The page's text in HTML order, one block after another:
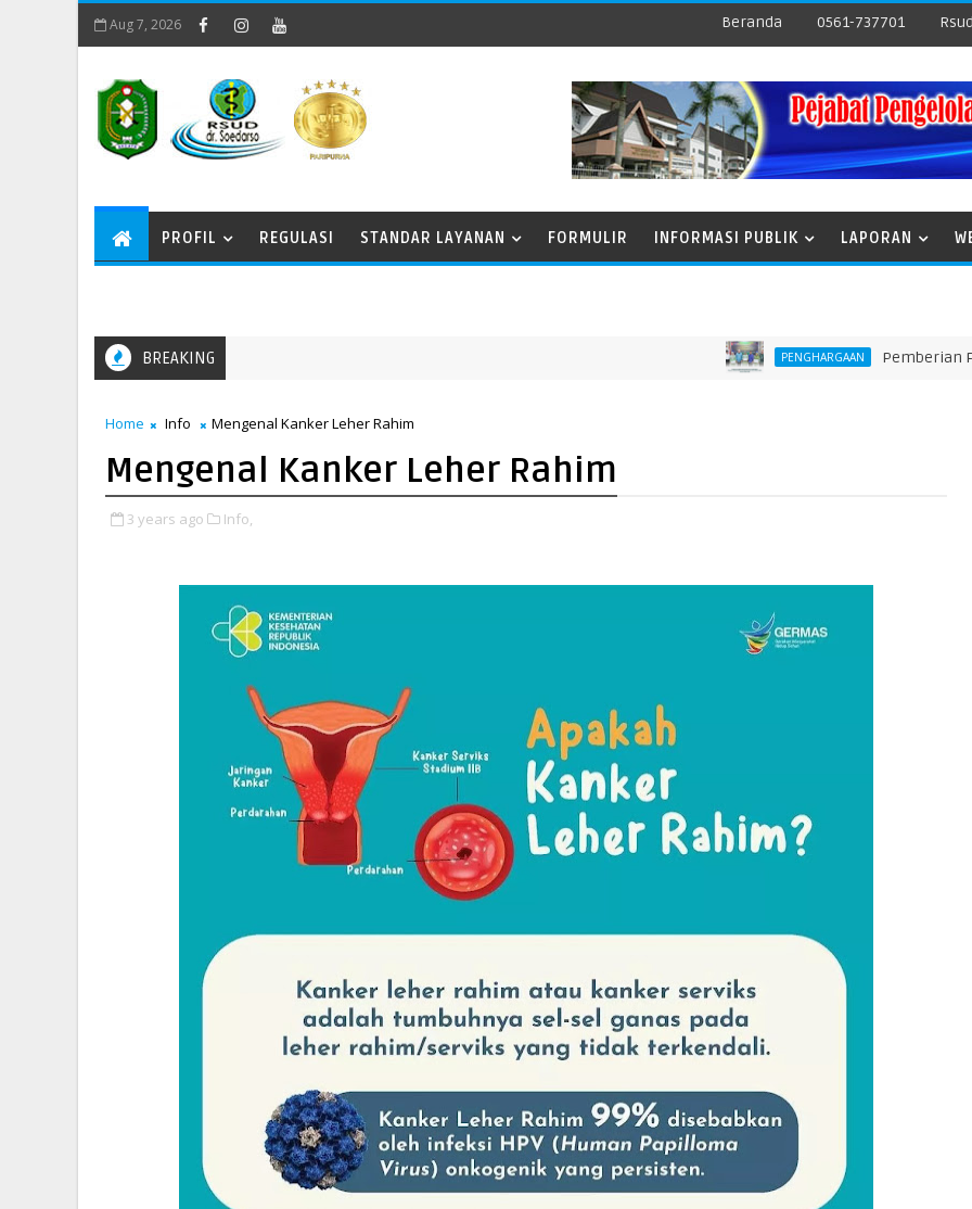
Aug 7, 2026 Beranda 0561-737701
PROFIL REGULASI STANDAR LAYANAN FORMULIR INFORMASI PUBLIK LAPORAN
BREAKING PENGHARGAAN Pemberian
Home Info Mengenal Kanker Leher Rahim
Mengenal Kanker Leher Rahim
3 years ago Info,